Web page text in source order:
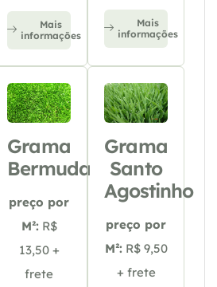
Mais
informações
Mais
informações
Grama
Bermuda
preço por
M²: R$
13,50 +
frete
Grama
Santo
Agostinho
preço por
M²: R$ 9,50
+ frete